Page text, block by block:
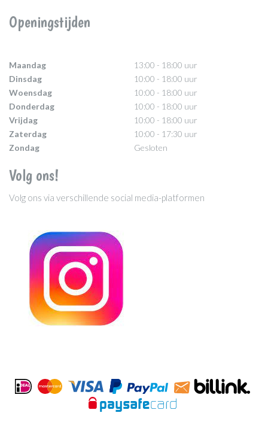
Openingstijden
Maandag
13:00 - 18:00 uur
Dinsdag
10:00 - 18:00 uur
Woensdag
10:00 - 18:00 uur
Donderdag
10:00 - 18:00 uur
Vrijdag
10:00 - 18:00 uur
Zaterdag
10:00 - 17:30 uur
Zondag
Gesloten
Volg ons!
Volg ons via verschillende social media-platformen